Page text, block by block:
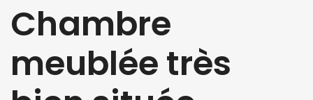
Chambre
meublée très